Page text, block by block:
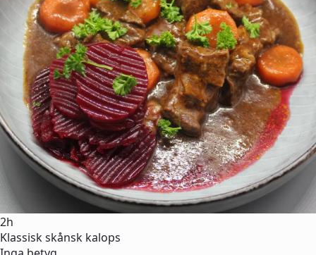
2h
Klassisk skånsk kalops